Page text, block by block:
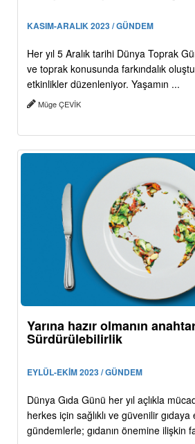
KASIM-ARALIK 2023 / GÜNDEM
Her yıl 5 Aralık tarihi Dünya Toprak
ve toprak konusunda farkındalık
etkinlikler düzenleniyor. Yaşamın ...
Müge ÇEVİK
Yarına hazır olmanın
Sürdürülebilirlik
EYLÜL-EKİM 2023 / GÜNDEM
Dünya Gıda Günü her yıl açlıkla
herkes için sağlıklı ve güvenilir
gündemlerle; gıdanın önemine ilişkin